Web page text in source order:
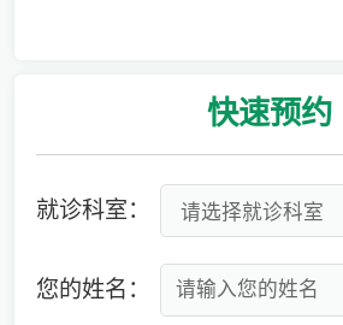
爱有光，愈未来！深圳远东龙岗妇产医院儿童康复
快速预约
就诊科室：
您的姓名：